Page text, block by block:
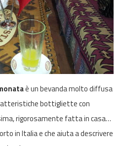
è un bevanda molto diffusa
bottigliette con
rigorosamente fatta in casa…
in Italia e che aiuta a descrivere